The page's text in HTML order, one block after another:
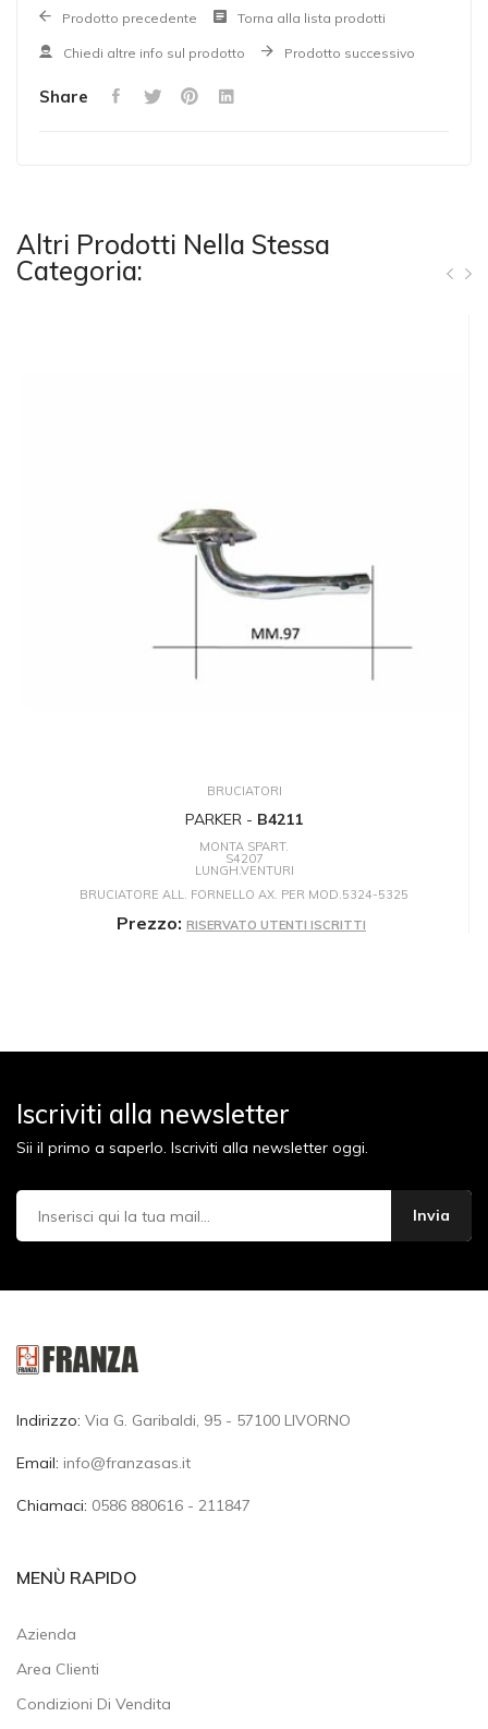
Prodotto precedente Torna alla lista prodotti
Chiedi altre info sul prodotto Prodotto successivo
Share
Altri Prodotti Nella Stessa
Categoria:
BRUCIATORI
PARKER - B4211
MONTA SPART.
S4207
LUNGH.VENTURI
BRUCIATORE ALL. FORNELLO AX. PER MOD.5324-5325
Prezzo: RISERVATO UTENTI ISCRITTI
Iscriviti alla newsletter
Sii il primo a saperlo. Iscriviti alla newsletter oggi.
Indirizzo: Via G. Garibaldi, 95 - 57100 LIVORNO
Email: info@franzasas.it
Chiamaci: 0586 880616 - 211847
MENÙ RAPIDO
Azienda
Area Clienti
Condizioni Di Vendita